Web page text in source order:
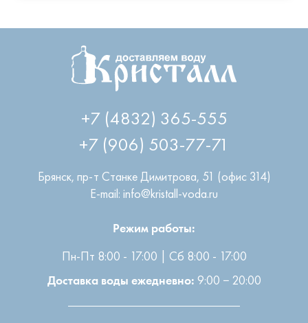
+7 (4832) 365-555
+7 (906) 503-77-71
Брянск
пр-т Станке Димитрова, 51 (офис 314)
E-mail: info@kristall-voda.ru
Режим работы:
Пн-Пт 8:00 - 17:00 | Сб 8:00 - 17:00
Доставка воды ежедневно: 9:00 − 20:00